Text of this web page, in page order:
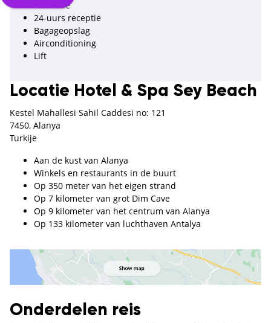
Animatie
24-uurs receptie
Bagageopslag
Airconditioning
Lift
Locatie Hotel & Spa Sey Beach
Kestel Mahallesi Sahil Caddesi no: 121
7450, Alanya
Turkije
Aan de kust van Alanya
Winkels en restaurants in de buurt
Op 350 meter van het eigen strand
Op 7 kilometer van grot Dim Cave
Op 9 kilometer van het centrum van Alanya
Op 133 kilometer van luchthaven Antalya
Onderdelen reis